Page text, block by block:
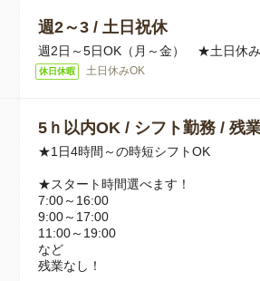
週2～3 / 土日祝休
週2日～5日OK（月～金） ★土日休
休日休暇 土日休みOK
5ｈ以内OK / シフト勤務 / 残
★1日4時間～の時短シフトOK
★スタート時間選べます！
7:00～16:00
9:00～17:00
11:00～19:00
など
残業なし！